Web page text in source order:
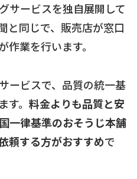
サービスを独自展開して
と同じで、販売店が窓口
作業を行います。
ービスで、品質の統一基
。 料金よりも品質と安
一律基準のおそうじ本舗
頼する方がおすすめで